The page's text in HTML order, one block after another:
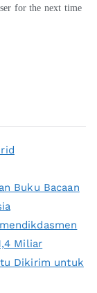
for the next time
Buku Bacaan
Miliar
Dikirim untuk